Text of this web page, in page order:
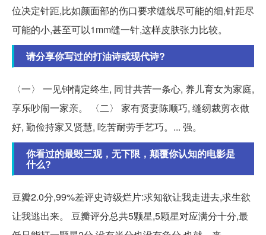
位决定针距,比如颜面部的伤口要求缝线尽可能的细,针距尽
可能的小,甚至可以1mm缝一针,这样皮肤张力比较。
请分享你写过的打油诗或现代诗?
〈一〉 一见钟情定终生, 同甘共苦一条心, 养儿育女为家庭,
享乐吵闹一家亲。 〈二〉 家有贤妻陈顺巧, 缝纫裁剪衣做
好, 勤俭持家又贤慧, 吃苦耐劳手艺巧。... 强。
你看过的最毁三观，无下限，颠覆你认知的电影是
什么?
豆瓣2.0分,99%差评史诗级烂片:求知欲让我走进去,求生欲
让我逃出来。 豆瓣评分总共5颗星,5颗星对应满分十分,最